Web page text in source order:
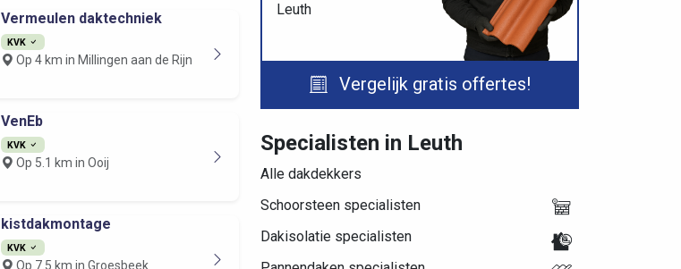
Vermeulen daktechniek
KVK
Op 4 km in Millingen aan de Rijn
VenEb
KVK
Op 5.1 km in Ooij
kistdakmontage
KVK
Op 7.5 km in Groesbeek
Leuth
Vergelijk gratis offertes!
Specialisten in Leuth
Alle dakdekkers
Schoorsteen specialisten
Dakisolatie specialisten